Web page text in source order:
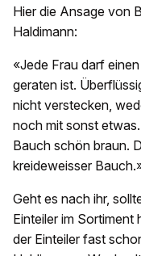
Hier die Ansage von
Haldimann:
«Jede Frau darf
geraten ist.
nicht verstecken,
noch mit sonst
Bauch schön braun.
kreideweisser
Geht es nach ihr,
Einteiler im Sortiment
der Einteiler fast